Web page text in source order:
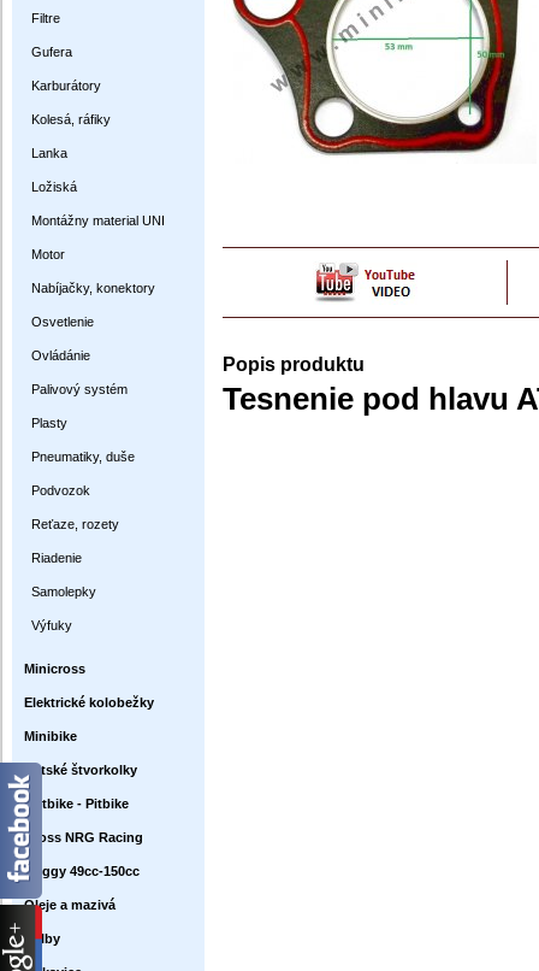
Filtre
Gufera
Karburátory
Kolesá, ráfiky
Lanka
Ložiská
Montážny material UNI
Motor
Nabíjačky, konektory
Osvetlenie
Ovládánie
Palivový systém
Plasty
Pneumatiky, duše
Podvozok
Reťaze, rozety
Riadenie
Samolepky
Výfuky
Minicross
Elektrické kolobežky
Minibike
Detské štvorkolky
Dirtbike - Pitbike
Cross NRG Racing
Buggy 49cc-150cc
Oleje a mazivá
Prilby
Popis produktu
Tesnenie pod hlavu